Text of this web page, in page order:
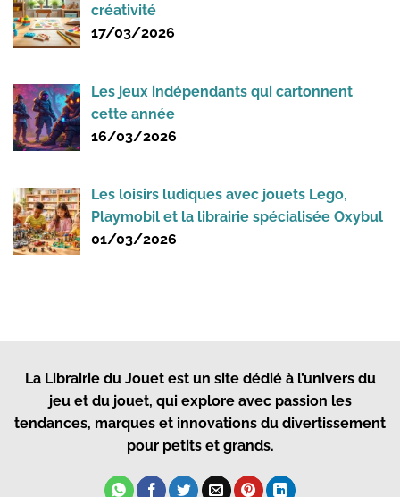
créativité
17/03/2026
Les jeux indépendants qui cartonnent
cette année
16/03/2026
Les loisirs ludiques avec jouets Lego,
Playmobil et la librairie spécialisée Oxybul
01/03/2026
La Librairie du Jouetest un site dédié à l’univers du
jeu et du jouet, qui explore avec passion les
tendances, marques et innovations du divertissement
pour petits et grands.